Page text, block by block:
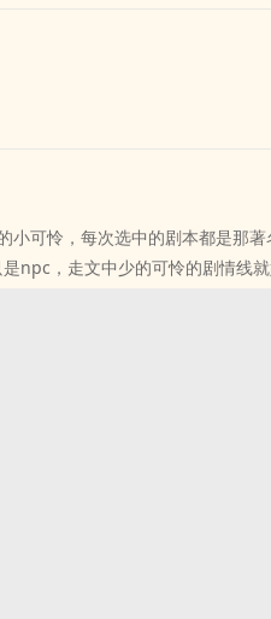
是难以安身立命，所以我们要学会
结局，救赎那些爱而不得的可怜之
可怜，每次选中的剧本都是那著
npc，走文中少的可怜的剧情